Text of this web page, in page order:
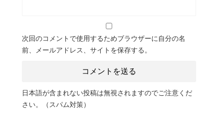
次回のコメントで使用するためブラウザーに自分の名
前、メールアドレス、サイトを保存する。
日本語が含まれない投稿は無視されますのでご注意くだ
さい。（スパム対策）